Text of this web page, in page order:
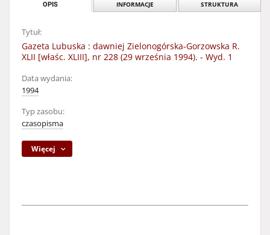
OPIS INFORMACJE STRUKTURA
Tytuł:
Gazeta Lubuska : dawniej Zielonogórska-Gorzowska R.
XLII [właśc. XLIII], nr 228 (29 września 1994). - Wyd. 1
Data wydania:
1994
Typ zasobu:
czasopisma
Więcej